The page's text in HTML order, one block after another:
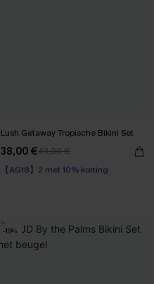
Lush Getaway Tropische Bikini Set
38,00 €43,00 €
【AG18】2 met 10% korting
High Waist
-10%